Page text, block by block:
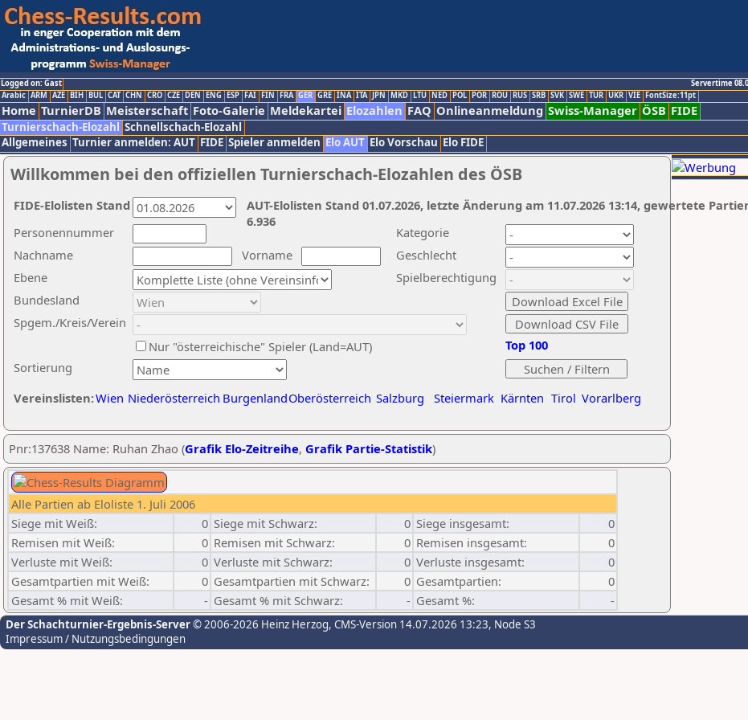
Logged on: Gast
Servertime
Arabic ARM AZE BIH BUL CAT CHN CRO CZE DEN ENG ESP FAI FIN FRA GER GRE INA ITA JPN MKD LTU NED POL POR ROU RUS SRB SVK SWE TUR UKR VIE FontSize:11pt
Home TurnierDB Meisterschaft Foto-Galerie Meldekartei Elozahlen FAQ Onlineanmeldung Swiss-Manager ÖSB FIDE
Turnierschach-Elozahl Schnellschach-Elozahl
Allgemeines Turnier anmelden: AUT FIDE Spieler anmelden Elo AUT Elo Vorschau Elo FIDE
Willkommen bei den offiziellen Turnierschach-Elozahlen des ÖSB
Nachname
Vorname
Ebene
Kategorie
Sortierung
Personennummer
Bundesland
Spgem./Kreis/Verein
Geschlecht
Nur "österreichische" Spieler (Land=AUT)
Spielberechtigung
Vereinslisten:Wien Niederösterreich BurgenlandOberösterreich Salzburg Steiermark Kärnten Tirol Vorarlberg
Top 100
AUT-Elolisten Stand 01.07.2026, letzte Änderung am 11.07.2026 13:14, gewertete
6.936
FIDE-Elolisten Stand
Pnr:137638 Name: Ruhan Zhao (Grafik Elo-Zeitreihe, Grafik Partie-Statistik)
Alle Partien ab Eloliste 1. Juli 2006
Siege mit Weiß:
0 Siege mit Schwarz: 0 Siege insgesamt:
0
Remisen mit Weiß:
0 Remisen mit Schwarz: 0 Remisen insgesamt:
0
Verluste mit Weiß:
0 Verluste mit Schwarz: 0 Verluste insgesamt:
0
Gesamtpartien mit Weiß:
0 Gesamtpartien mit Schwarz: 0 Gesamtpartien:
0
Gesamt % mit Weiß:
- Gesamt % mit Schwarz: - Gesamt %: -
Der Schachturnier-Ergebnis-Server© 2006-2026 Heinz Herzog, CMS-Version 14.07.2026 13:23, Node S3
Impressum / Nutzungsbedingungen